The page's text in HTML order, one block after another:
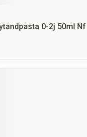
0-2j 50ml Nf